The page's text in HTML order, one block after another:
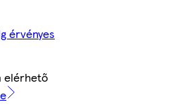
érvényes
elérhető